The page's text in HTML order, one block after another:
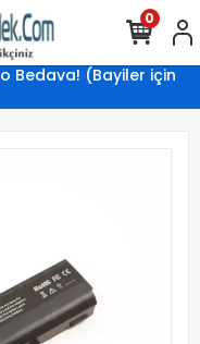
Bedava! (Bayiler için
0